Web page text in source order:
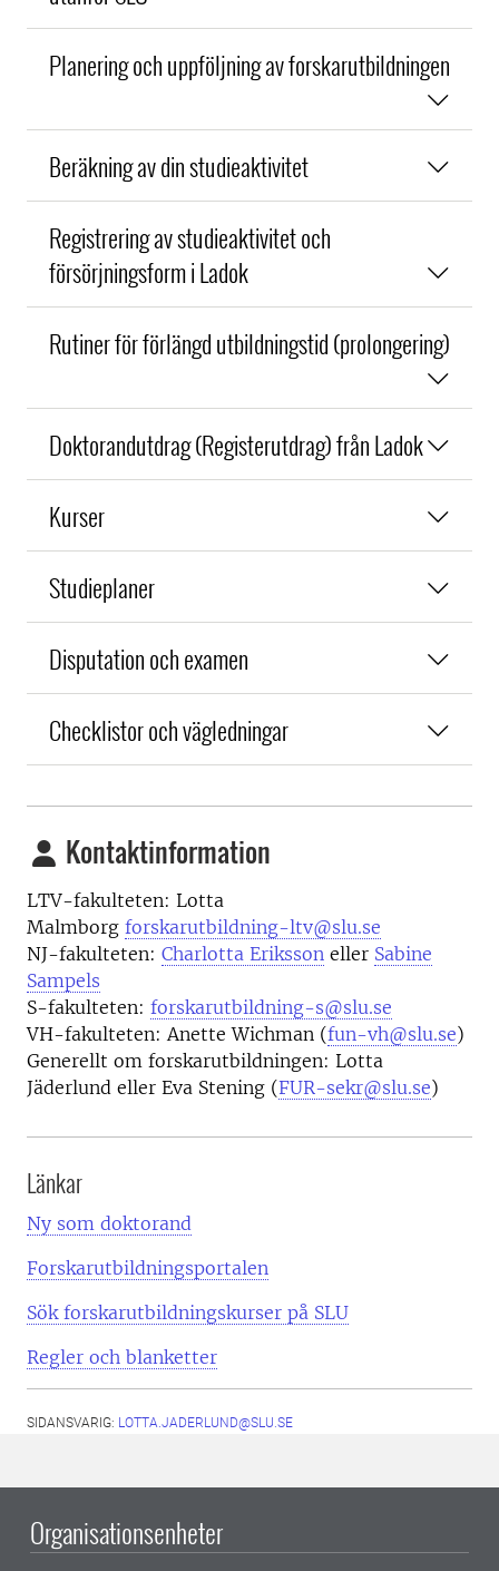
Planering och uppföljning av forskarutbildningen
Beräkning av din studieaktivitet
Registrering av studieaktivitet och
försörjningsform i Ladok
Rutiner för förlängd utbildningstid (prolongering)
Doktorandutdrag (Registerutdrag) från Ladok
Kurser
Studieplaner
Disputation och examen
Checklistor och vägledningar
Kontaktinformation
LTV-fakulteten: Lotta
Malmborg forskarutbildning-ltv@slu.se
NJ-fakulteten: Charlotta Eriksson eller Sabine
Sampels
S-fakulteten: forskarutbildning-s@slu.se
VH-fakulteten: Anette Wichman (fun-vh@slu.se)
Generellt om forskarutbildningen: Lotta
Jäderlund eller Eva Stening (FUR-sekr@slu.se)
Länkar
Ny som doktorand
Forskarutbildningsportalen
Sök forskarutbildningskurser på SLU
Regler och blanketter
SIDANSVARIG: LOTTA.JADERLUND@SLU.SE
Organisationsenheter